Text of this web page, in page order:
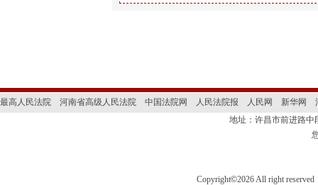
最高人民法院 河南省高级人民法院 中国法院网 人民法院报 人民网 新华网
地址：许昌市前进路
Copyright©2026 All right